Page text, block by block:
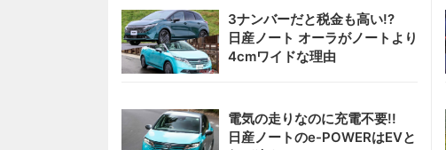
3ナンバーだと税金も高い!?
日産ノート オーラがノートより
4cmワイドな理由
電気の走りなのに充電不要!!
日産ノートのe-POWERはEVと